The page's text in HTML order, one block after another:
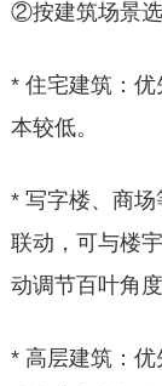
②按建筑场景选
* 住宅建筑：
本较低。
* 写字楼、商
联动，可与楼
动调节百叶角度
* 高层建筑：优